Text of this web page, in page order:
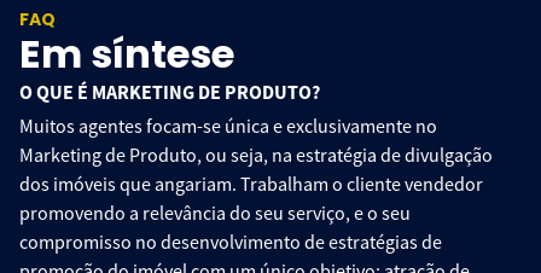
FAQ
Em síntese
O QUE É MARKETING DE PRODUTO?
Muitos agentes focam-se única e exclusivamente no
Marketing de Produto, ou seja, na estratégia de divulgação
dos imóveis que angariam. Trabalham o cliente vendedor
promovendo a relevância do seu serviço, e o seu
compromisso no desenvolvimento de estratégias de